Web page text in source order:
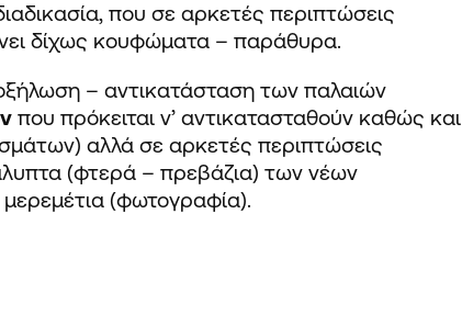
που σε αρκετές περιπτώσεις
δίχως κουφώματα – παράθυρα.
– αντικατάσταση των παλαιών
που πρόκειται ν’ αντικατασταθούν καθώς και
αλλά σε αρκετές περιπτώσεις
(φτερά – πρεβάζια) των νέων
(φωτογραφία).